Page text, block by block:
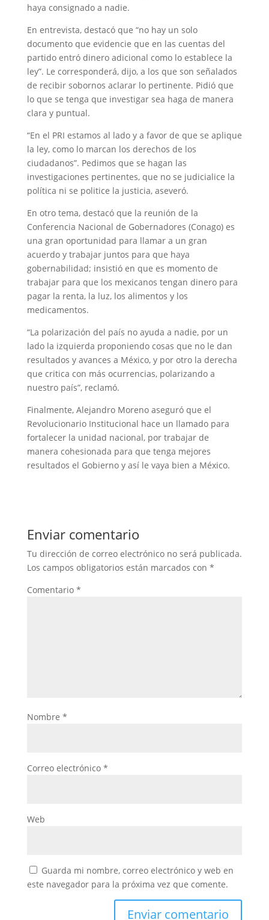
haya consignado a nadie.
En entrevista, destacó que “no hay un solo
documento que evidencie que en las cuentas del
partido entró dinero adicional como lo establece la
ley”. Le corresponderá, dijo, a los que son señalados
de recibir sobornos aclarar lo pertinente. Pidió que
lo que se tenga que investigar sea haga de manera
clara y puntual.
“En el PRI estamos al lado y a favor de que se aplique
la ley, como lo marcan los derechos de los
ciudadanos”. Pedimos que se hagan las
investigaciones pertinentes, que no se judicialice la
política ni se politice la justicia, aseveró.
En otro tema, destacó que la reunión de la
Conferencia Nacional de Gobernadores (Conago) es
una gran oportunidad para llamar a un gran
acuerdo y trabajar juntos para que haya
gobernabilidad; insistió en que es momento de
trabajar para que los mexicanos tengan dinero para
pagar la renta, la luz, los alimentos y los
medicamentos.
“La polarización del país no ayuda a nadie, por un
lado la izquierda proponiendo cosas que no le dan
resultados y avances a México, y por otro la derecha
que critica con más ocurrencias, polarizando a
nuestro país”, reclamó.
Finalmente, Alejandro Moreno aseguró que el
Revolucionario Institucional hace un llamado para
fortalecer la unidad nacional, por trabajar de
manera cohesionada para que tenga mejores
resultados el Gobierno y así le vaya bien a México.
Enviar comentario
Tu dirección de correo electrónico no será publicada.
Los campos obligatorios están marcados con *
Comentario *
Nombre *
Correo electrónico *
Web
Guarda mi nombre, correo electrónico y web en
este navegador para la próxima vez que comente.